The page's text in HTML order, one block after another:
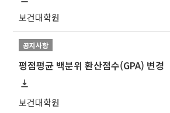
보건대학원
공지사항
평점평균 백분위 환산점수(GPA) 변경
보건대학원